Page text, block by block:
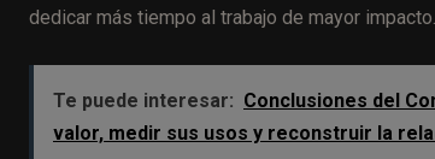
dedicar más tiempo al trabajo de mayor impacto.
Te puede interesar: Conclusiones del
valor, medir sus usos y reconstruir la